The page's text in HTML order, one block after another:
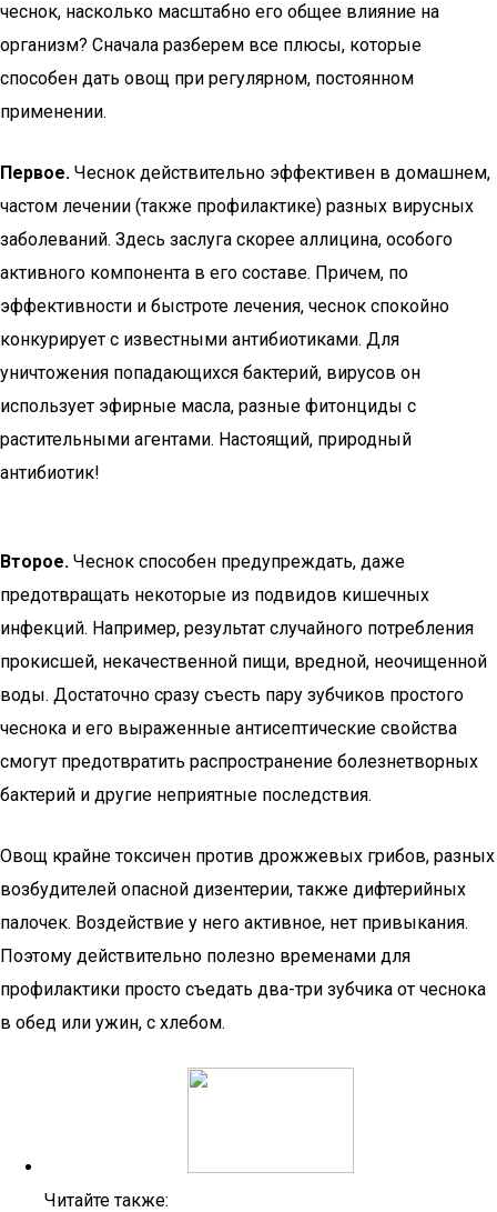
чеснок, насколько масштабно его общее влияние на
организм? Сначала разберем все плюсы, которые
способен дать овощ при регулярном, постоянном
применении.
Первое. Чеснок действительно эффективен в домашнем,
частом лечении (также профилактике) разных вирусных
заболеваний. Здесь заслуга скорее аллицина, особого
активного компонента в его составе. Причем, по
эффективности и быстроте лечения, чеснок спокойно
конкурирует с известными антибиотиками. Для
уничтожения попадающихся бактерий, вирусов он
использует эфирные масла, разные фитонциды с
растительными агентами. Настоящий, природный
антибиотик!
Второе. Чеснок способен предупреждать, даже
предотвращать некоторые из подвидов кишечных
инфекций. Например, результат случайного потребления
прокисшей, некачественной пищи, вредной, неочищенной
воды. Достаточно сразу съесть пару зубчиков простого
чеснока и его выраженные антисептические свойства
смогут предотвратить распространение болезнетворных
бактерий и другие неприятные последствия.
Овощ крайне токсичен против дрожжевых грибов, разных
возбудителей опасной дизентерии, также дифтерийных
палочек. Воздействие у него активное, нет привыкания.
Поэтому действительно полезно временами для
профилактики просто съедать два-три зубчика от чеснока
в обед или ужин, с хлебом.
Читайте также: